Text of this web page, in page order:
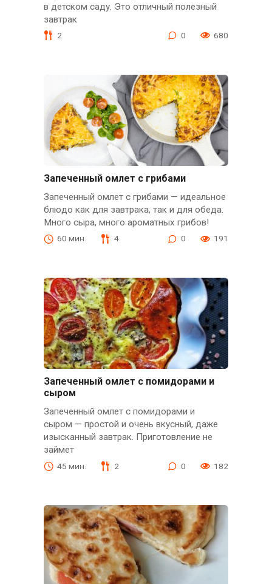
в детском саду. Это отличный полезный
завтрак
2 0 680
Запеченный омлет с грибами
Запеченный омлет с грибами — идеальное
блюдо как для завтрака, так и для обеда.
Много сыра, много ароматных грибов!
60 мин. 4 0 191
Запеченный омлет с помидорами и
сыром
Запеченный омлет с помидорами и
сыром — простой и очень вкусный, даже
изысканный завтрак. Приготовление не
займет
45 мин. 2 0 182